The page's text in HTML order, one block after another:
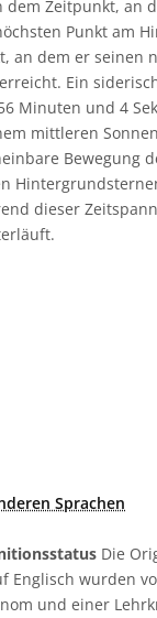
dem Zeitpunkt, an
Punkt am
an dem er seinen
Ein
Minuten und 4
mittleren
Bewegung
dieser
Sprachen
Die
Englisch wurden
und einer